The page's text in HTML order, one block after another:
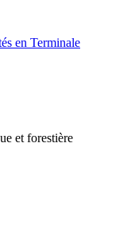
en Terminale
et forestière